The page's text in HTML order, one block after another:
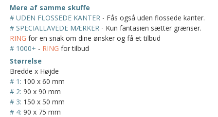
Mere af samme skuffe
# UDEN FLOSSEDE KANTER - Fås også uden flossede kanter.
# SPECIALLAVEDE MÆRKER - Kun fantasien sætter grænser.
RING for en snak om dine ønsker og få et tilbud
# 1000+ - RING for tilbud
Størrelse
Bredde x Højde
# 1: 100 x 60 mm
# 2: 90 x 90 mm
# 3: 150 x 50 mm
# 4: 90 x 75 mm